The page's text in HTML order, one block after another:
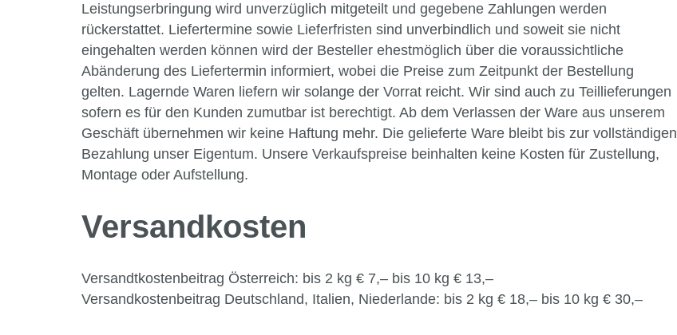
Leistungserbringung wird unverzüglich mitgeteilt und gegebene Zahlungen werden
rückerstattet. Liefertermine sowie Lieferfristen sind unverbindlich und soweit sie nicht
eingehalten werden können wird der Besteller ehestmöglich über die voraussichtliche
Abänderung des Liefertermin informiert, wobei die Preise zum Zeitpunkt der Bestellung
gelten. Lagernde Waren liefern wir solange der Vorrat reicht. Wir sind auch zu Teillieferungen
sofern es für den Kunden zumutbar ist berechtigt. Ab dem Verlassen der Ware aus unserem
Geschäft übernehmen wir keine Haftung mehr. Die gelieferte Ware bleibt bis zur vollständigen
Bezahlung unser Eigentum. Unsere Verkaufspreise beinhalten keine Kosten für Zustellung,
Montage oder Aufstellung.
Versandkosten
Versandtkostenbeitrag Österreich: bis 2 kg € 7,– bis 10 kg € 13,–
Versandkostenbeitrag Deutschland, Italien, Niederlande: bis 2 kg € 18,– bis 10 kg € 30,–